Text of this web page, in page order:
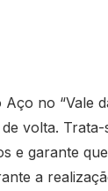
no “Vale
volta.
e garante
a